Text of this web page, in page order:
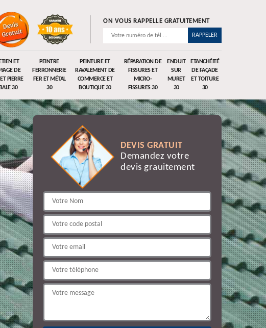
ON VOUS RAPPELLE GRATUITEMENT
ET
DE
PIERRE
30
PEINTRE
FERRONNERIE
FER ET MÉTAL
30
PEINTURE ET
RAVALEMENT DE
COMMERCE ET
BOUTIQUE 30
RÉPARATION DE
FISSURES ET
MICRO-
FISSURES 30
ENDUIT
SUR
MURET
30
ETANCHÉITÉ
DE FAÇADE
ET TOITURE
30
DEVIS GRATUIT
Demandez votre
devis grauitement